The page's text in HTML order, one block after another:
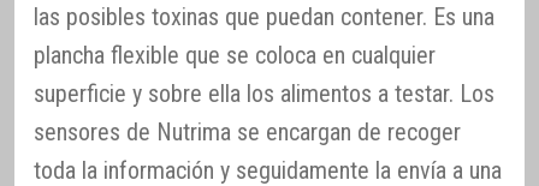
las posibles toxinas que puedan contener. Es una
plancha flexible que se coloca en cualquier
superficie y sobre ella los alimentos a testar. Los
sensores de Nutrima se encargan de recoger
toda la información y seguidamente la envía a una